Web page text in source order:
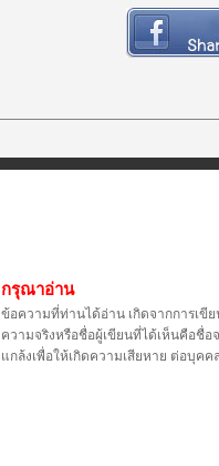
กรุณาอ่าน
ข้อความที่ท่านได้อ่าน เกิดจากการเขี
ความจริงหรือชื่อผู้เขียนที่ได้เห็นคือชื่
แกล้งเพื่อให้เกิดความเสียหาย ต่อบุค